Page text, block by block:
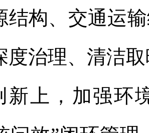
结构、交通运
度治理、清洁
新上，加强环